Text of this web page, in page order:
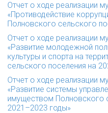
Отчет о ходе реализации
«Противодействие
Полновского сельского
Отчет о ходе реализации
«Развитие молодежной
культуры и спорта на
сельского поселения на
Отчет о ходе реализации
«Развитие системы
имуществом Полновского
2021–2023 годы»